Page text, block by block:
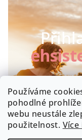
Používáme
pohodlné
webu neustále
použitelnost.
Chceš být první,
Byla by